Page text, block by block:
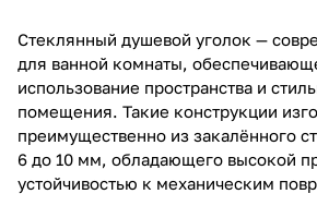
Стеклянный душевой уголок —
для ванной комнаты,
использование пространства и
помещения. Такие конструкции
преимущественно из закалённого
6 до 10 мм, обладающего высокой
устойчивостью к механическим